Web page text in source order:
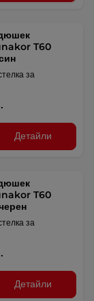
T60
за
Детайли
T60
за
Детайли